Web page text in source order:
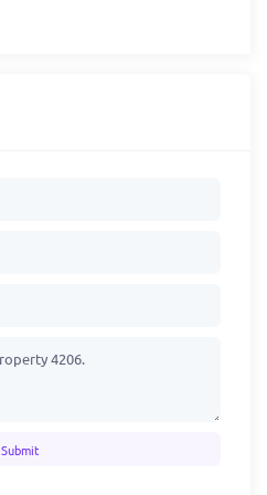
Submit